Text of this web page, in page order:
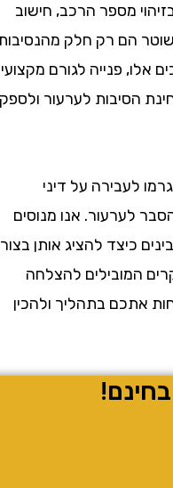
מספר הרכב, חישוב
הם רק חלק מהנסיבות
פנייה לגורם מקצועי
לערעור ולספק
על דיני
אנו מנוסים
להציג אותן בצורה
להצלחה
בתהליך ולהכין